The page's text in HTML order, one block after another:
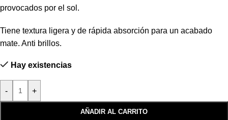
provocados por el sol.
Tiene textura ligera y de rápida absorción para un acabado
mate. Anti brillos.
Hay existencias
- +
AÑADIR AL CARRITO